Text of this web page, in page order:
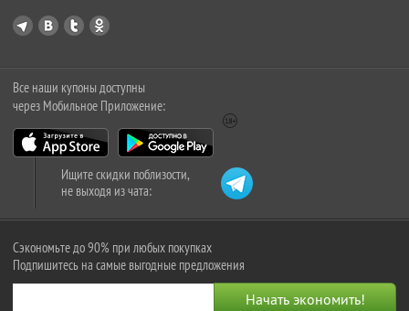
Все наши купоны доступны
через Мобильное Приложение:
Ищите скидки поблизости,
не выходя из чата:
Сэкономьте до 90% при любых покупках
Подпишитесь на самые выгодные предложения